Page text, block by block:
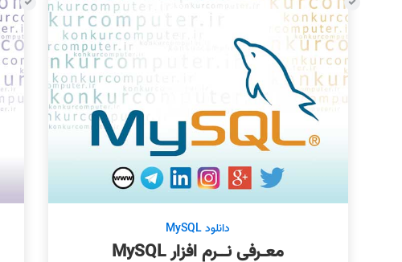
دانلود MySQL
معـرفی نــرم افزار MySQL